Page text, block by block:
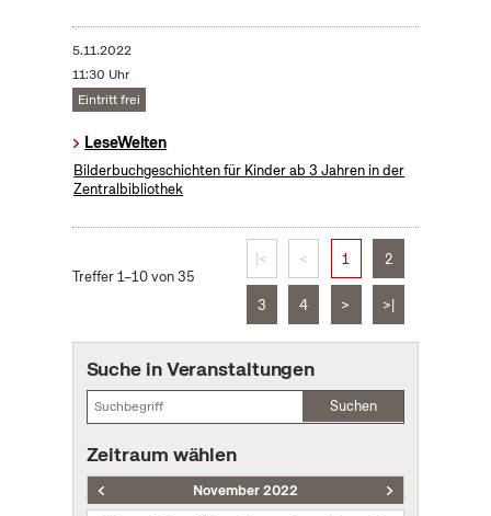
5.11.2022
11:30 Uhr
Eintritt frei
LeseWelten
Bilderbuchgeschichten für Kinder ab 3 Jahren in der
Zentralbibliothek
Treffer 1–10 von 35
|< < 1 2
3 4 > >|
Suche in Veranstaltungen
Suchen
Zeitraum wählen
November 2022